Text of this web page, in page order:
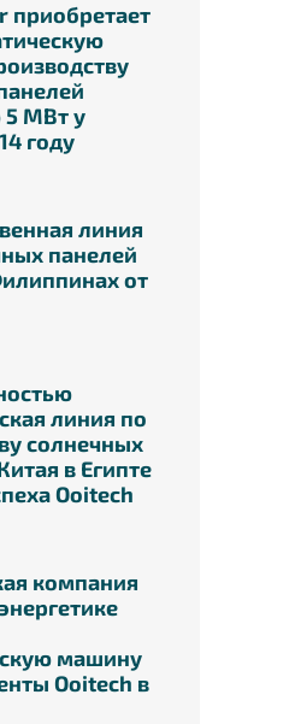
приобретает
МВт у
году
линия
панелей
от
линия по
солнечных
в Египте
Ooitech
компания
машину
Ooitech в